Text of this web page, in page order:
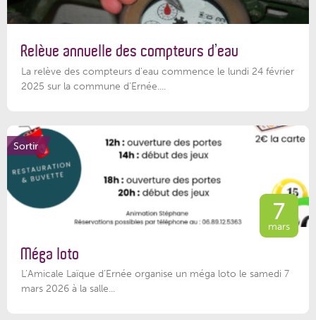
Relève annuelle des compteurs d’eau
La relève des compteurs d'eau commence le lundi 24 février
2025 sur la commune d’Ernée....
Sortir
7
mars
Méga loto
L’Amicale Laïque d’Ernée organise un méga loto le samedi 7
mars 2026 à la salle...